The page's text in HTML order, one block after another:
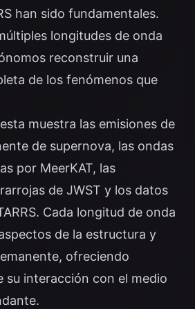
han sido fundamentales.
longitudes de onda
reconstruir una
de los fenómenos que
muestra las emisiones de
de supernova, las ondas
por MeerKAT, las
de JWST y los datos
Cada longitud de onda
de la estructura y
ofreciendo
su interacción con el medio